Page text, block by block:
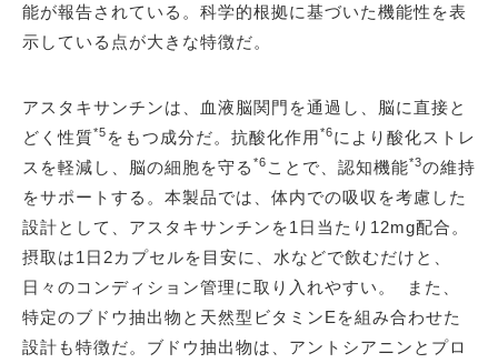
能が報告されている。科学的根拠に基づいた機能性を表
示している点が大きな特徴だ。
アスタキサンチンは、血液脳関門を通過し、脳に直接と
どく性質*5 をもつ成分だ。抗酸化作用*6により酸化ストレ
スを軽減し、脳の細胞を守る *6 ことで、認知機能*3の維持
をサポートする。本製品では、体内での吸収を考慮した
設計として、アスタキサンチンを1日当たり12mg配合。
摂取は1日2カプセルを目安に、水などで飲むだけと、
日々のコンディション管理に取り入れやすい。 また、
特定のブドウ抽出物と天然型ビタミンEを組み合わせた
設計も特徴だ。ブドウ抽出物は、アントシアニンとプロ